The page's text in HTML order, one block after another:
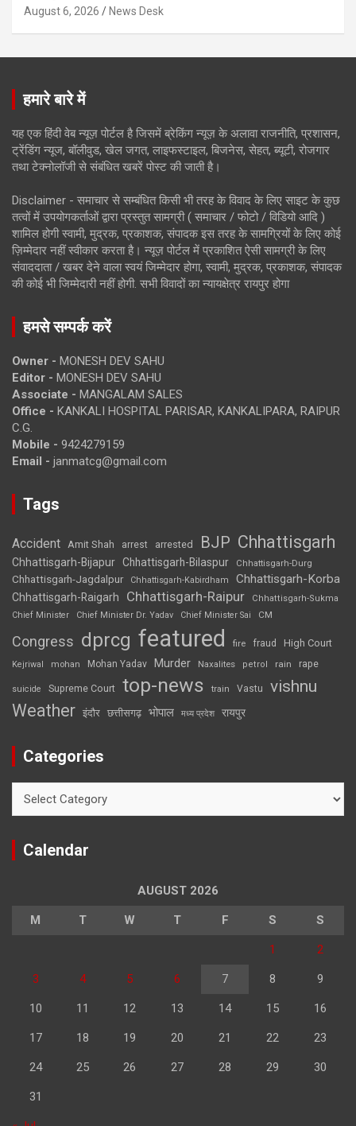
August 6, 2026 News Desk
हमारे बारे में
यह एक हिंदी वेब न्यूज़ पोर्टल है जिसमें ब्रेकिंग न्यूज़ के अलावा राजनीति, प्रशासन,
ट्रेंडिंग न्यूज, बॉलीवुड, खेल जगत, लाइफस्टाइल, बिजनेस, सेहत, ब्यूटी, रोजगार
तथा टेक्नोलॉजी से संबंधित खबरें पोस्ट की जाती है।
Disclaimer - समाचार से सम्बंधित किसी भी तरह के विवाद के लिए साइट के कुछ
तत्वों में उपयोगकर्ताओं द्वारा प्रस्तुत सामग्री ( समाचार / फोटो / विडियो आदि )
शामिल होगी स्वामी, मुद्रक, प्रकाशक, संपादक इस तरह के सामग्रियों के लिए कोई
ज़िम्मेदार नहीं स्वीकार करता है। न्यूज़ पोर्टल में प्रकाशित ऐसी सामग्री के लिए
संवाददाता / खबर देने वाला स्वयं जिम्मेदार होगा, स्वामी, मुद्रक, प्रकाशक, संपादक
की कोई भी जिम्मेदारी नहीं होगी. सभी विवादों का न्यायक्षेत्र रायपुर होगा
हमसे सम्पर्क करें
Owner - MONESH DEV SAHU
Editor - MONESH DEV SAHU
Associate - MANGALAM SALES
Office - KANKALI HOSPITAL PARISAR, KANKALIPARA, RAIPUR
C.G.
Mobile - 9424279159
Email - janmatcg@gmail.com
Tags
Accident Amit Shah arrest arrested BJP Chhattisgarh
Chhattisgarh-Bijapur Chhattisgarh-Bilaspur Chhattisgarh-Durg
Chhattisgarh-Jagdalpur Chhattisgarh-Kabirdham Chhattisgarh-Korba
Chhattisgarh-Raigarh Chhattisgarh-Raipur
Chhattisgarh-Sukma
Chief Minister
Chief Minister Dr. Yadav Chief Minister Sai CM
Congress dprcg featured fire fraud High Court
Kejriwal mohan Mohan Yadav Murder Naxalites petrol rain rape
suicide Supreme Court top-news train Vastu vishnu
Weather इंदौर छत्तीसगढ़ भोपाल मध्य प्रदेश रायपुर
Categories
Calendar
AUGUST 2026
M T W T F S S
1 2
3 4 5 6 7 8 9
10 11 12 13 14 15 16
17 18 19 20 21 22 23
24 25 26 27 28 29 30
31